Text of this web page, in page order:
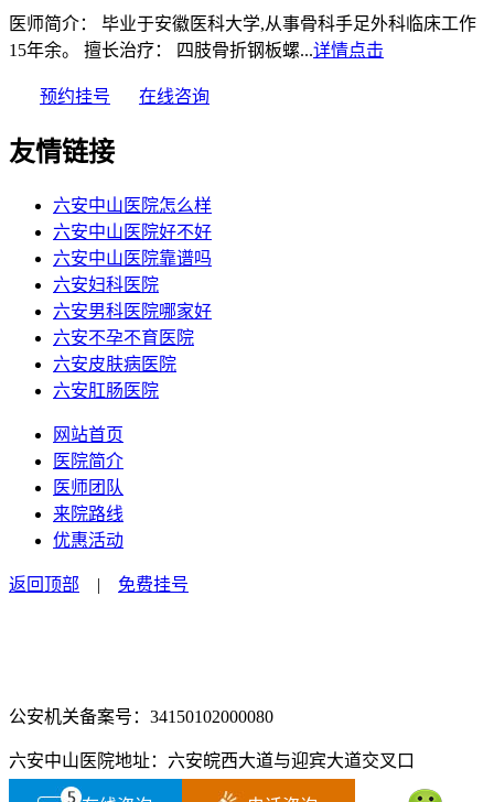
医师简介： 毕业于安徽医科大学,从事骨科手足外科临床工作
15年余。 擅长治疗： 四肢骨折钢板螺...详情点击
预约挂号 在线咨询
友情链接
六安中山医院怎么样
六安中山医院好不好
六安中山医院靠谱吗
六安妇科医院
六安男科医院哪家好
六安不孕不育医院
六安皮肤病医院
六安肛肠医院
网站首页
医院简介
医师团队
来院路线
优惠活动
返回顶部 | 免费挂号
公安机关备案号：34150102000080
六安中山医院地址：六安皖西大道与迎宾大道交叉口